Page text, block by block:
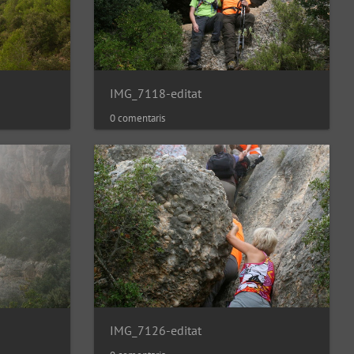
IMG_7118-editat
0 comentaris
IMG_7126-editat